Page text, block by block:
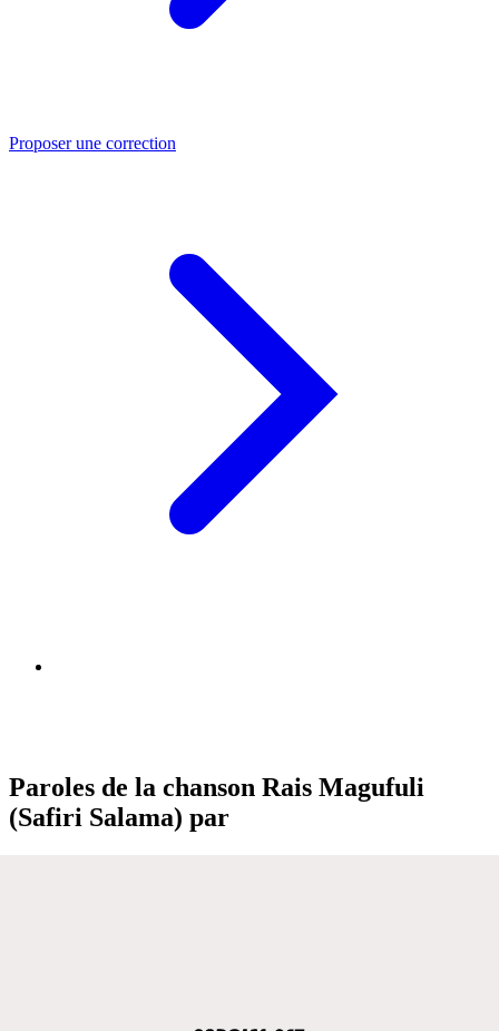
Proposer une correction
Paroles de la chanson Rais Magufuli
(Safiri Salama) par